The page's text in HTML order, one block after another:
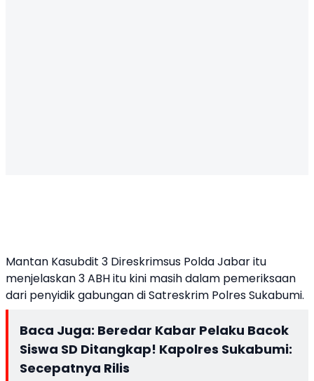
Mantan Kasubdit 3 Direskrimsus Polda Jabar itu
menjelaskan 3 ABH itu kini masih dalam pemeriksaan
dari penyidik gabungan di Satreskrim Polres Sukabumi.
Baca Juga: Beredar Kabar Pelaku Bacok
Siswa SD Ditangkap! Kapolres Sukabumi:
Secepatnya Rilis